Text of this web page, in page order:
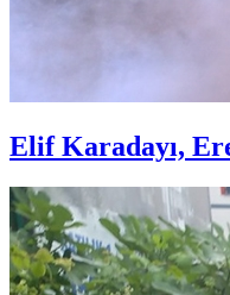
Elif Karadayı,